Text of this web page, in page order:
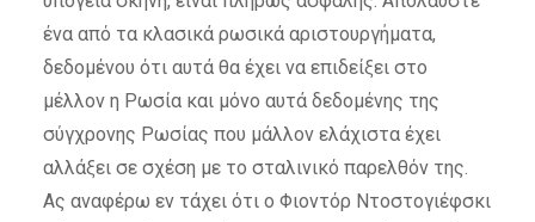
ένα από τα κλασικά ρωσικά αριστουργήματα,
δεδομένου ότι αυτά θα έχει να επιδείξει στο
μέλλον η Ρωσία και μόνο αυτά δεδομένης της
σύγχρονης Ρωσίας που μάλλον ελάχιστα έχει
αλλάξει σε σχέση με το σταλινικό παρελθόν της.
Ας αναφέρω εν τάχει ότι ο Φιοντόρ Ντοστογιέφσκι